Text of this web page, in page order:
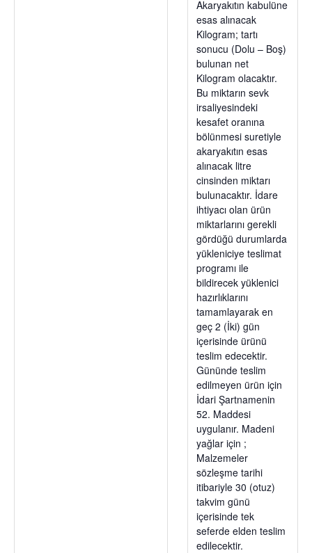
Akaryakıtın kabulüne
esas alınacak
Kilogram; tartı
sonucu (Dolu – Boş)
bulunan net
Kilogram olacaktır.
Bu miktarın sevk
irsaliyesindeki
kesafet oranına
bölünmesi suretiyle
akaryakıtın esas
alınacak litre
cinsinden miktarı
bulunacaktır. İdare
ihtiyacı olan ürün
miktarlarını gerekli
gördüğü durumlarda
yükleniciye teslimat
programı ile
bildirecek yüklenici
hazırlıklarını
tamamlayarak en
geç 2 (İki) gün
içerisinde ürünü
teslim edecektir.
Gününde teslim
edilmeyen ürün için
İdari Şartnamenin
52. Maddesi
uygulanır. Madeni
yağlar için ;
Malzemeler
sözleşme tarihi
itibariyle 30 (otuz)
takvim günü
içerisinde tek
seferde elden teslim
edilecektir.